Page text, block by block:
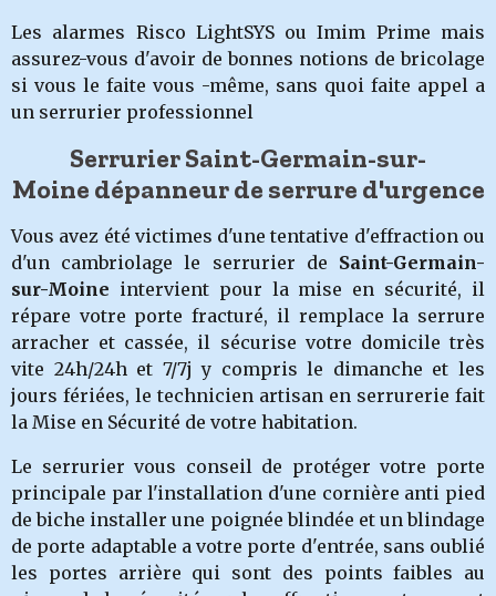
Les alarmes Risco LightSYS ou Imim Prime mais
assurez-vous d'avoir de bonnes notions de bricolage
si vous le faite vous -même, sans quoi faite appel a
un serrurier professionnel
Serrurier Saint-Germain-sur-
Moine dépanneur de serrure d'urgence
Vous avez été victimes d'une tentative d'effraction ou
d'un cambriolagele serrurier de Saint-Germain-
sur-Moine intervient pour la mise en sécurité, il
répare votre porte fracturé, il remplace la serrure
arracher et cassée, il sécurise votre domicile très
vite 24h/24h et 7/7j y compris le dimanche et les
jours fériées, le technicien artisan en serrurerie fait
la Mise en Sécurité de votre habitation.
Le serrurier vous conseil de protéger votre porte
principale par l'installation d'une cornière anti pied
de biche installer une poignée blindée et un blindage
de porte adaptable a votre porte d'entrée, sans oublié
les portes arrière qui sont des points faibles au